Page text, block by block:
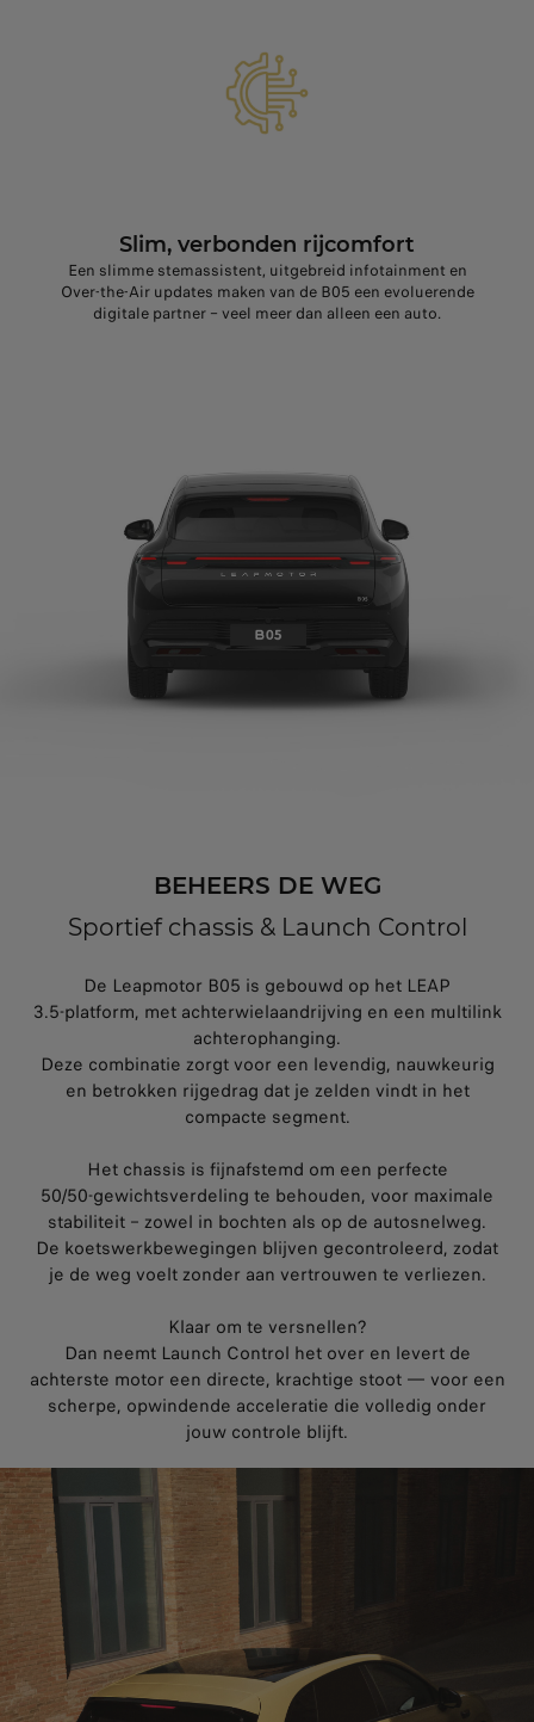
Slim, verbonden rijcomfort
Een slimme stemassistent, uitgebreid infotainment en
Over‑the‑Air updates maken van de B05 een evoluerende
digitale partner – veel meer dan alleen een auto.
BEHEERS DE WEG
Sportief chassis & Launch Control
De Leapmotor B05 is gebouwd op het LEAP
3.5‑platform, met achterwielaandrijving en een multilink
achterophanging.
Deze combinatie zorgt voor een levendig, nauwkeurig
en betrokken rijgedrag dat je zelden vindt in het
compacte segment.
Het chassis is fijnafstemd om een perfecte
50/50‑gewichtsverdeling te behouden, voor maximale
stabiliteit – zowel in bochten als op de autosnelweg.
De koetswerkbewegingen blijven gecontroleerd, zodat
je de weg voelt zonder aan vertrouwen te verliezen.
Klaar om te versnellen?
Dan neemt Launch Control het over en levert de
achterste motor een directe, krachtige stoot — voor een
scherpe, opwindende acceleratie die volledig onder
jouw controle blijft.